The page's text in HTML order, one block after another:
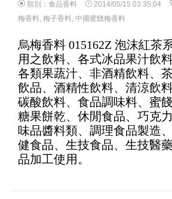
類別： 食品香料 2014/05/15 03:35:04
梅香料, 梅子香料, 中國蜜餞梅香料
烏梅香料 015162Z 泡沫紅茶
用之飲料、各式冰品果汁飲
各類果蔬汁、非酒精飲料、
飲品、酒精性飲料、清涼飲
碳酸飲料、食品調味料、蜜
糖果餅乾、休閒食品、巧克
味品醬料類、調理食品製造
健食品、生技食品、生技醫
品加工使用。